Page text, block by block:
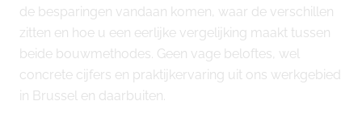
de besparingen vandaan komen, waar de verschillen
zitten en hoe u een eerlijke vergelijking maakt tussen
beide bouwmethodes. Geen vage beloftes, wel
concrete cijfers en praktijkervaring uit ons werkgebied
in Brussel en daarbuiten.